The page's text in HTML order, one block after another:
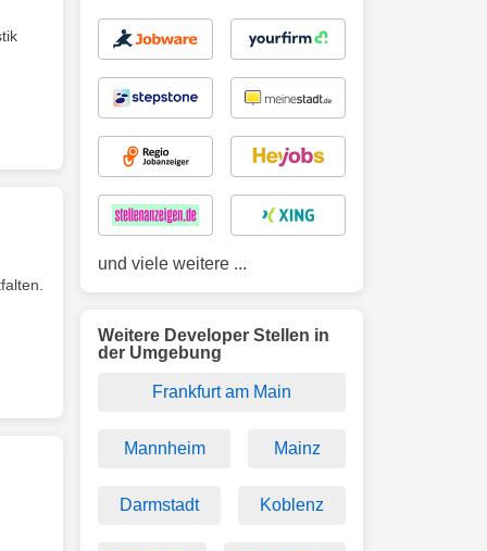
und viele weitere ...
Weitere Developer Stellen in
der Umgebung
Frankfurt am Main
Mannheim Mainz
Darmstadt Koblenz